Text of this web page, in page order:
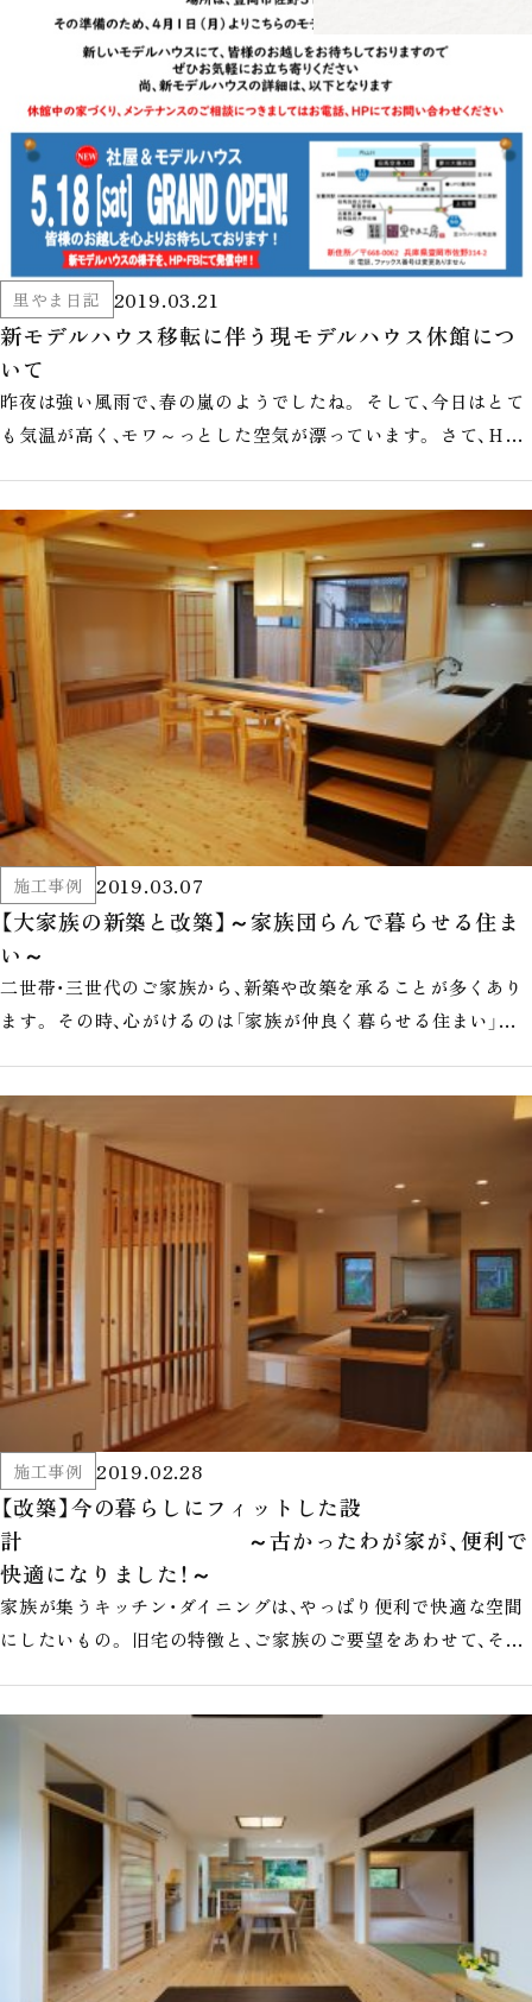
里やま日記 2019.03.21
新モデルハウス移転に伴う現モデルハウス休館につ
いて
昨夜は強い風雨で、春の嵐のようでしたね。 そして、今日はとて
も気温が高く、モワ～っとした空気が漂っています。 さて、ＨＰ
施工事例 2019.03.07
【大家族の新築と改築】～家族団らんで暮らせる住ま
い～
二世帯・三世代のご家族から、新築や改築を承ることが多くあり
ます。 その時、心がけるのは「家族が仲良く暮らせる住まい」で
施工事例 2019.02.28
【改築】今の暮らしにフィットした設
計 ～古かったわが家が、便利で
快適になりました！～
家族が集うキッチン・ダイニングは、やっぱり便利で快適な空間
にしたいもの。 旧宅の特徴と、ご家族のご要望をあわせて、それ